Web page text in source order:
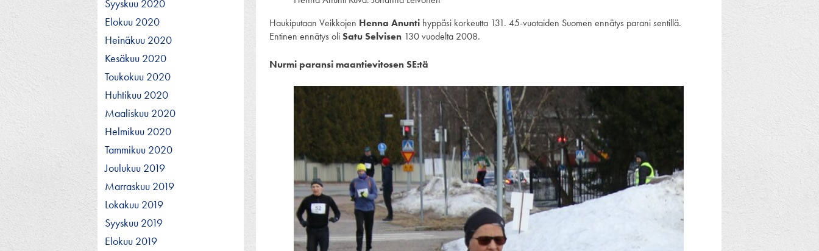
Syyskuu 2020
Elokuu 2020
Heinäkuu 2020
Kesäkuu 2020
Toukokuu 2020
Huhtikuu 2020
Maaliskuu 2020
Helmikuu 2020
Tammikuu 2020
Joulukuu 2019
Marraskuu 2019
Lokakuu 2019
Syyskuu 2019
Elokuu 2019
Haukiputaan Veikkojen Henna Anunti hyppäsi korkeutta 131. 45-vuotaiden Suomen ennätys parani sentillä.
Entinen ennätys oliSatu Selvisen 130 vuodelta 2008.
Nurmi paransi maantievitosen SE:tä